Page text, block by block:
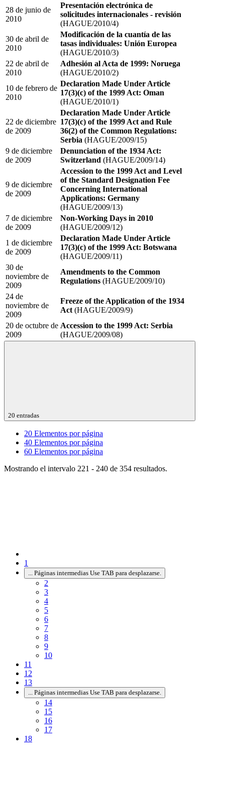
28 de junio de
2010
Presentación electrónica de
solicitudes internacionales - revisión
(HAGUE/2010/4)
30 de abril de
2010
Modificación de la cuantía de las
tasas individuales: Unión Europea
(HAGUE/2010/3)
22 de abril de
2010
Adhesión al Acta de 1999: Noruega
(HAGUE/2010/2)
10 de febrero de
2010
Declaration Made Under Article
17(3)(c) of the 1999 Act: Oman
(HAGUE/2010/1)
22 de diciembre
de 2009
Declaration Made Under Article
17(3)(c) of the 1999 Act and Rule
36(2) of the Common Regulations:
Serbia (HAGUE/2009/15)
9 de diciembre
de 2009
Denunciation of the 1934 Act:
Switzerland (HAGUE/2009/14)
9 de diciembre
de 2009
Accession to the 1999 Act and Level
of the Standard Designation Fee
Concerning International
Applications: Germany
(HAGUE/2009/13)
7 de diciembre
de 2009
Non-Working Days in 2010
(HAGUE/2009/12)
1 de diciembre
de 2009
Declaration Made Under Article
17(3)(c) of the 1999 Act: Botswana
(HAGUE/2009/11)
30 de
noviembre de
2009
Amendments to the Common
Regulations (HAGUE/2009/10)
24 de
noviembre de
2009
Freeze of the Application of the 1934
Act (HAGUE/2009/9)
20 de octubre de
2009
Accession to the 1999 Act: Serbia
(HAGUE/2009/08)
20 entradas
20 Elementos por página
40 Elementos por página
60 Elementos por página
Mostrando el intervalo 221 - 240 de 354 resultados.
1
Páginas intermedias Use TAB para desplazarse.
2
3
4
5
6
7
8
9
10
11
12
13
Páginas intermedias Use TAB para desplazarse.
14
15
16
17
18